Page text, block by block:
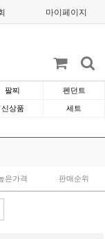
마이페이지
팔찌 펜던트
신상품 세트
은가격 판매순위